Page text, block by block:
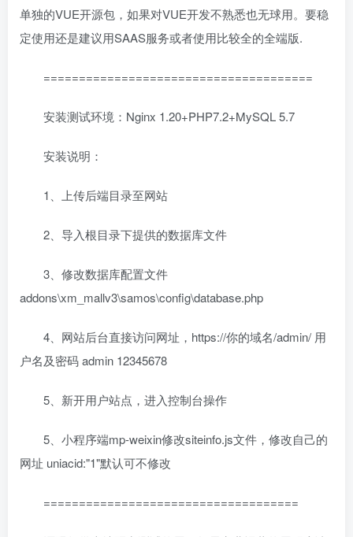
单独的VUE开源包，如果对VUE开发不熟悉也无球用。要稳
定使用还是建议用SAAS服务或者使用比较全的全端版.
======================================
安装测试环境：Nginx 1.20+PHP7.2+MySQL 5.7
安装说明：
1、上传后端目录至网站
2、导入根目录下提供的数据库文件
3、修改数据库配置文件
addons\xm_mallv3\samos\config\database.php
4、网站后台直接访问网址，https://你的域名/admin/ 用
户名及密码 admin 12345678
5、新开用户站点，进入控制台操作
5、小程序端mp-weixin修改siteinfo.js文件，修改自己的
网址 uniacid:"1"默认可不修改
====================================